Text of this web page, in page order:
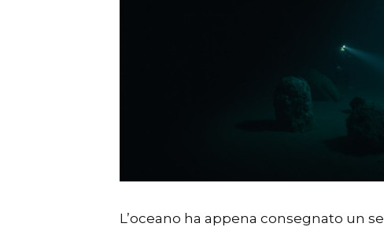
L’oceano ha appena consegnato un